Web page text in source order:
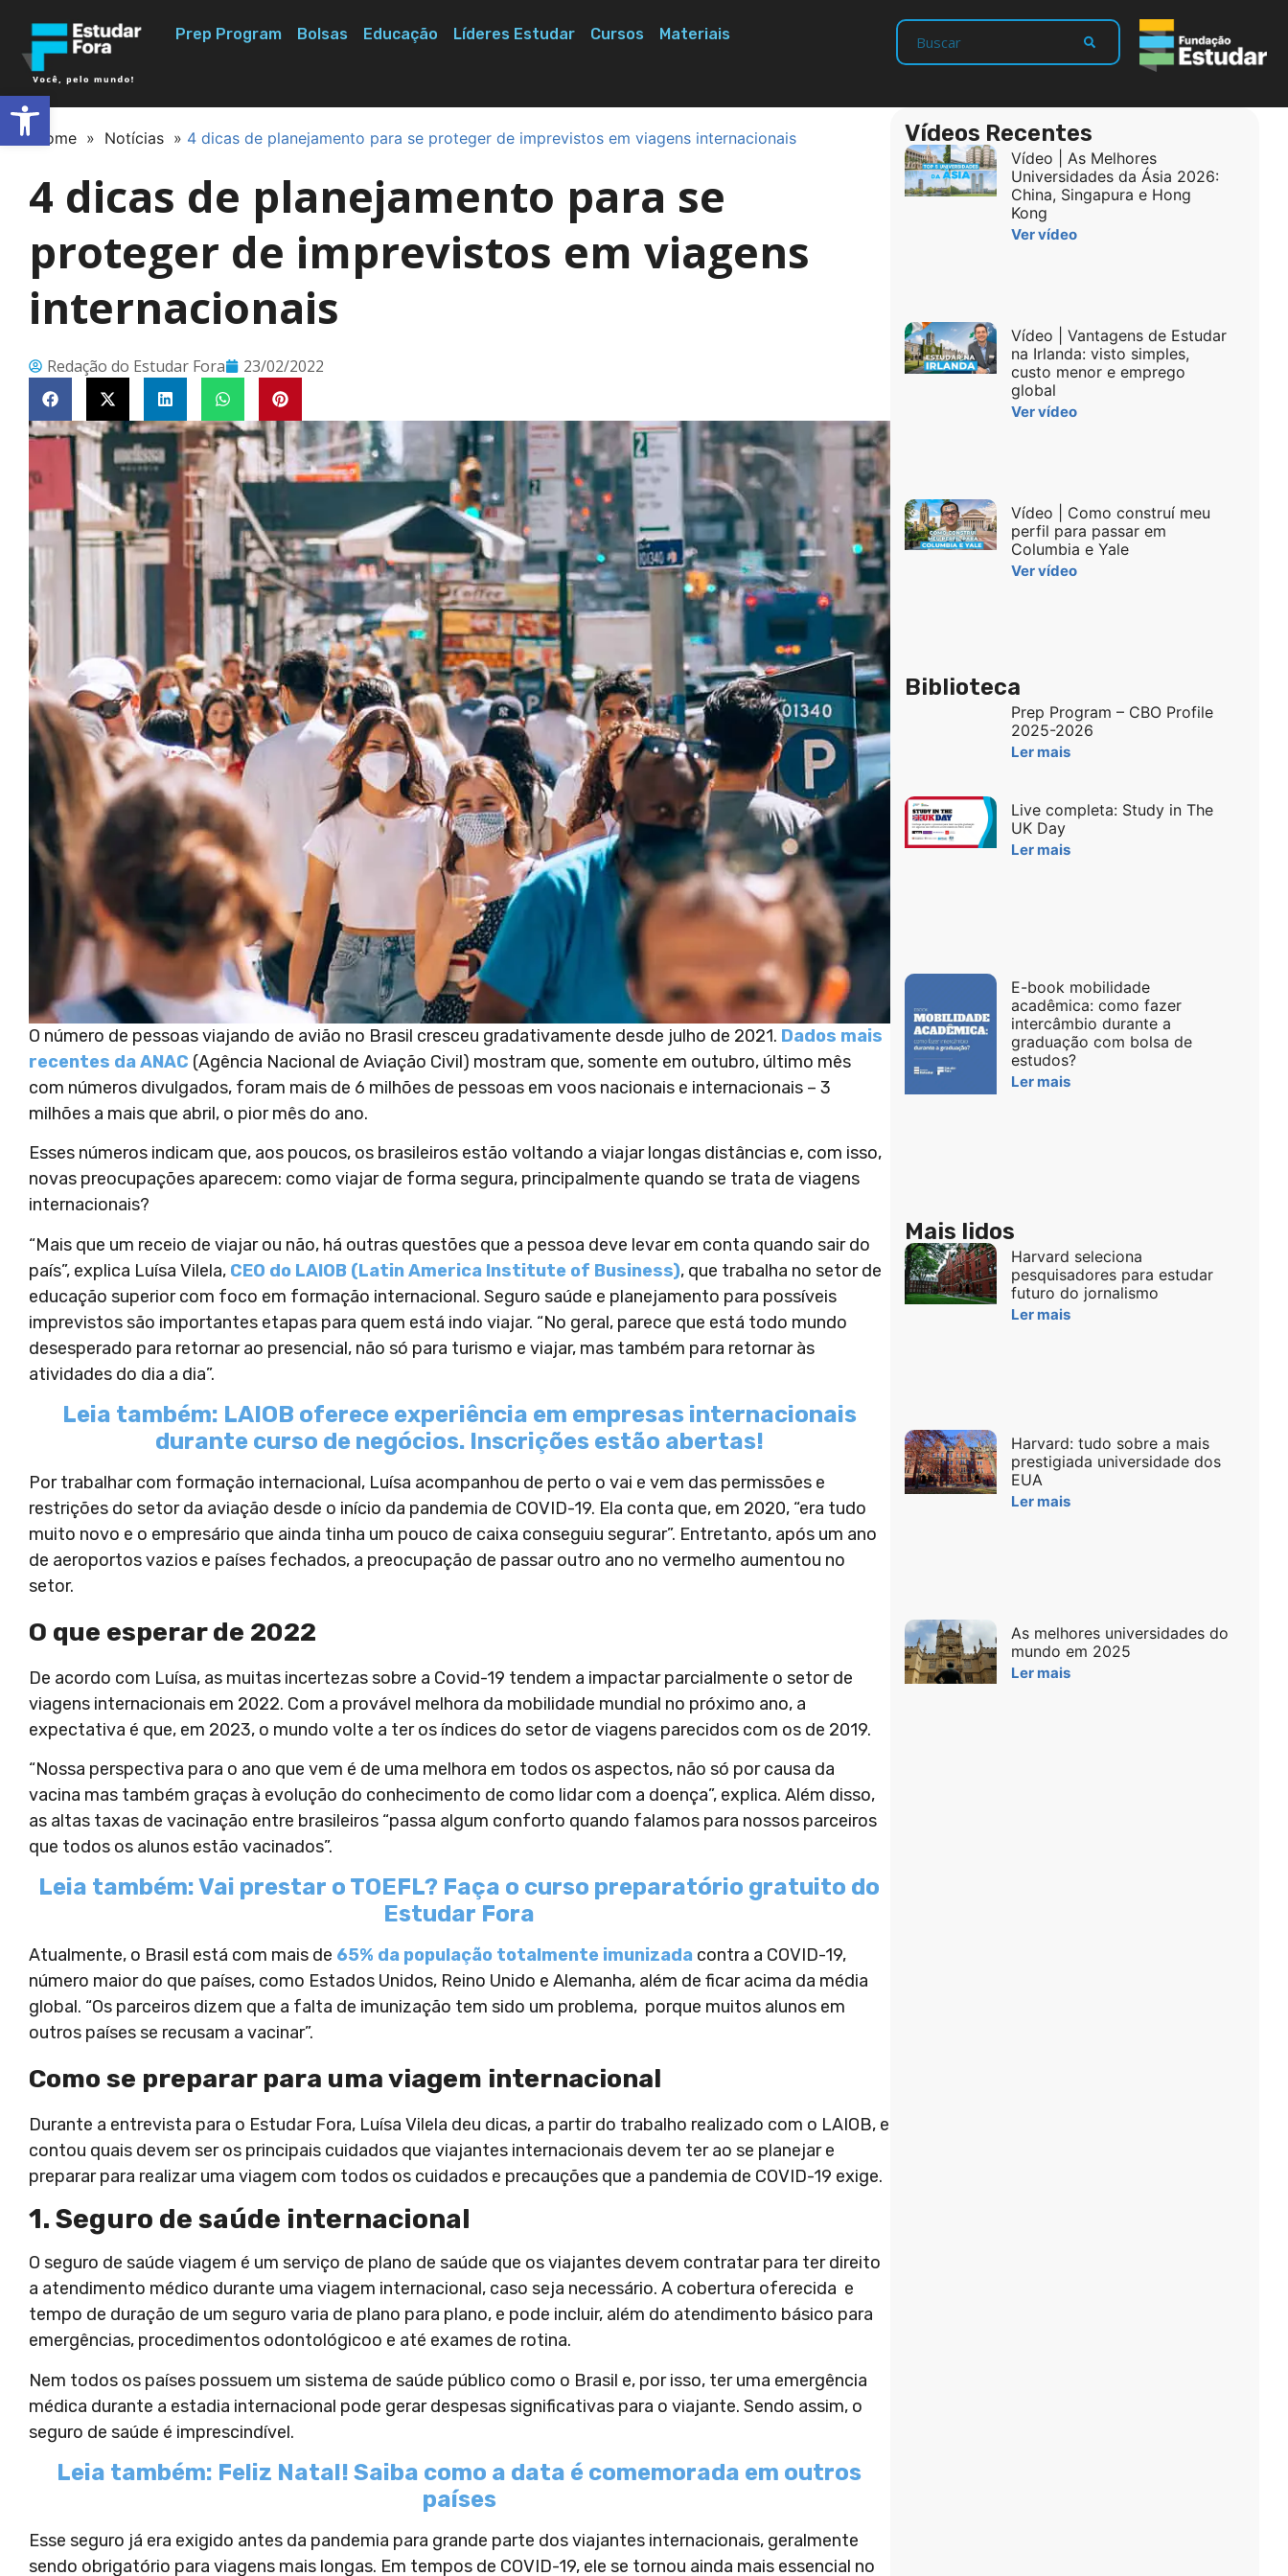
Prep Program Bolsas Educação Líderes Estudar Cursos Materiais
Home » Notícias » 4 dicas de planejamento para se proteger de imprevistos em viagens internacionais
4 dicas de planejamento para se
proteger de imprevistos em viagens
internacionais
Redação do Estudar Fora 23/02/2022
O número de pessoas viajando de avião no Brasil cresceu gradativamente desde julho de 2021. Dados mais
recentes da ANAC (Agência Nacional de Aviação Civil) mostram que, somente em outubro, último mês
com números divulgados, foram mais de 6 milhões de pessoas em voos nacionais e internacionais – 3
milhões a mais que abril, o pior mês do ano.
Esses números indicam que, aos poucos, os brasileiros estão voltando a viajar longas distâncias e, com isso,
novas preocupações aparecem: como viajar de forma segura, principalmente quando se trata de viagens
internacionais?
“Mais que um receio de viajar ou não, há outras questões que a pessoa deve levar em conta quando sair do
país”, explica Luísa Vilela, CEO do LAIOB (Latin America Institute of Business), que trabalha no setor de
educação superior com foco em formação internacional. Seguro saúde e planejamento para possíveis
imprevistos são importantes etapas para quem está indo viajar. “No geral, parece que está todo mundo
desesperado para retornar ao presencial, não só para turismo e viajar, mas também para retornar às
atividades do dia a dia”.
Leia também: LAIOB oferece experiência em empresas internacionais
durante curso de negócios. Inscrições estão abertas!
Por trabalhar com formação internacional, Luísa acompanhou de perto o vai e vem das permissões e
restrições do setor da aviação desde o início da pandemia de COVID-19. Ela conta que, em 2020, “era tudo
muito novo e o empresário que ainda tinha um pouco de caixa conseguiu segurar”. Entretanto, após um ano
de aeroportos vazios e países fechados, a preocupação de passar outro ano no vermelho aumentou no
setor.
O que esperar de 2022
De acordo com Luísa, as muitas incertezas sobre a Covid-19 tendem a impactar parcialmente o setor de
viagens internacionais em 2022. Com a provável melhora da mobilidade mundial no próximo ano, a
expectativa é que, em 2023, o mundo volte a ter os índices do setor de viagens parecidos com os de 2019.
“Nossa perspectiva para o ano que vem é de uma melhora em todos os aspectos, não só por causa da
vacina mas também graças à evolução do conhecimento de como lidar com a doença”, explica. Além disso,
as altas taxas de vacinação entre brasileiros “passa algum conforto quando falamos para nossos parceiros
que todos os alunos estão vacinados”.
Leia também: Vai prestar o TOEFL? Faça o curso preparatório gratuito do
Estudar Fora
Atualmente, o Brasil está com mais de 65% da população totalmente imunizada contra a COVID-19,
número maior do que países, como Estados Unidos, Reino Unido e Alemanha, além de ficar acima da média
global. “Os parceiros dizem que a falta de imunização tem sido um problema, porque muitos alunos em
outros países se recusam a vacinar”.
Como se preparar para uma viagem internacional
Durante a entrevista para o Estudar Fora, Luísa Vilela deu dicas, a partir do trabalho realizado com o LAIOB, e
contou quais devem ser os principais cuidados que viajantes internacionais devem ter ao se planejar e
preparar para realizar uma viagem com todos os cuidados e precauções que a pandemia de COVID-19 exige.
1. Seguro de saúde internacional
O seguro de saúde viagem é um serviço de plano de saúde que os viajantes devem contratar para ter direito
a atendimento médico durante uma viagem internacional, caso seja necessário. A cobertura oferecida e
tempo de duração de um seguro varia de plano para plano, e pode incluir, além do atendimento básico para
emergências, procedimentos odontológicoo e até exames de rotina.
Nem todos os países possuem um sistema de saúde público como o Brasil e, por isso, ter uma emergência
médica durante a estadia internacional pode gerar despesas significativas para o viajante. Sendo assim, o
seguro de saúde é imprescindível.
Leia também: Feliz Natal! Saiba como a data é comemorada em outros
países
Esse seguro já era exigido antes da pandemia para grande parte dos viajantes internacionais, geralmente
sendo obrigatório para viagens mais longas. Em tempos de COVID-19, ele se tornou ainda mais essencial no
Vídeos Recentes
Vídeo | As Melhores
Universidades da Ásia 2026:
China, Singapura e Hong
Kong
Ver vídeo
Vídeo | Vantagens de Estudar
na Irlanda: visto simples,
custo menor e emprego
global
Ver vídeo
Vídeo | Como construí meu
perfil para passar em
Columbia e Yale
Ver vídeo
Biblioteca
Prep Program – CBO Profile
2025-2026
Ler mais
Live completa: Study in The
UK Day
Ler mais
E-book mobilidade
acadêmica: como fazer
intercâmbio durante a
graduação com bolsa de
estudos?
Ler mais
Mais lidos
Harvard seleciona
pesquisadores para estudar
futuro do jornalismo
Ler mais
Harvard: tudo sobre a mais
prestigiada universidade dos
EUA
Ler mais
As melhores universidades do
mundo em 2025
Ler mais
Abrir a barra de ferramentas